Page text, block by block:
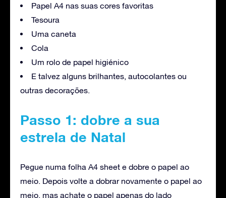
Papel A4 nas suas cores favoritas
Tesoura
Uma caneta
Cola
Um rolo de papel higiénico
E talvez alguns brilhantes, autocolantes ou
outras decorações.
Passo 1: dobre a sua
estrela de Natal
Pegue numa folha A4 sheet e dobre o papel ao
meio. Depois volte a dobrar novamente o papel ao
meio, mas achate o papel apenas do lado